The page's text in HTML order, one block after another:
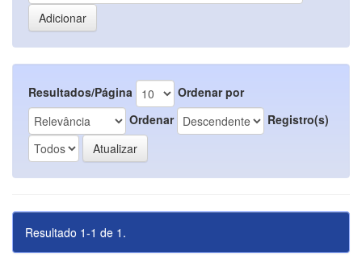
Resultados/Página
Ordenar por
Ordenar
Registro(s)
Resultado 1-1 de 1.